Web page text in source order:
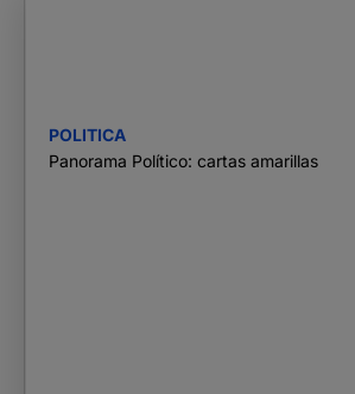
POLITICA
Panorama Político: cartas amarillas